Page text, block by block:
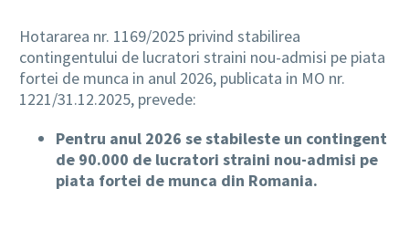
Hotararea nr. 1169/2025 privind stabilirea
contingentului de lucratori straini nou-admisi pe piata
fortei de munca in anul 2026, publicata in MO nr.
1221/31.12.2025, prevede:
Pentru anul 2026 se stabileste un contingent
de 90.000 de lucratori straini nou-admisi pe
piata fortei de munca din Romania.